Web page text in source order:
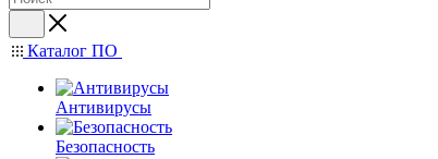
Каталог ПО
Антивирусы
Безопасность